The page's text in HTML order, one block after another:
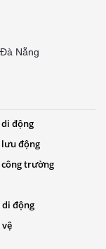
Nẵng
động
lưu động
trường
di động